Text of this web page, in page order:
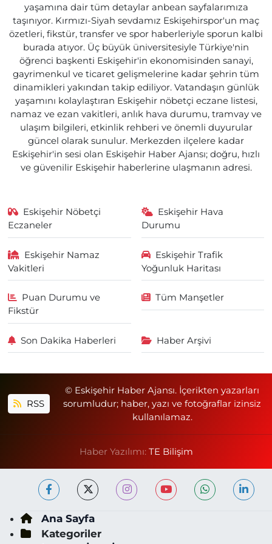
yaşamına dair tüm detaylar anbean sayfalarımıza
taşınıyor. Kırmızı-Siyah sevdamız Eskişehirspor'un maç
özetleri, fikstür, transfer ve spor haberleriyle sporun kalbi
burada atıyor. Üç büyük üniversitesiyle Türkiye'nin
öğrenci başkenti Eskişehir'in ekonomisinden sanayi,
gayrimenkul ve ticaret gelişmelerine kadar şehrin tüm
dinamikleri yakından takip ediliyor. Vatandaşın günlük
yaşamını kolaylaştıran Eskişehir nöbetçi eczane listesi,
namaz ve ezan vakitleri, anlık hava durumu, tramvay ve
ulaşım bilgileri, etkinlik rehberi ve önemli duyurular
güncel olarak sunulur. Merkezden ilçelere kadar
Eskişehir'in sesi olan Eskişehir Haber Ajansı; doğru, hızlı
ve güvenilir Eskişehir haberlerine ulaşmanın adresi.
Eskişehir Nöbetçi
Eczaneler
Eskişehir Hava
Durumu
Eskişehir Namaz
Vakitleri
Eskişehir Trafik
Yoğunluk Haritası
Puan Durumu ve
Fikstür
Tüm Manşetler
Son Dakika Haberleri Haber Arşivi
RSS
© Eskişehir Haber Ajansı. İçerikten yazarları
sorumludur; haber, yazı ve fotoğraflar izinsiz
kullanılamaz.
Haber Yazılımı: TE Bilişim
Ana Sayfa
Kategoriler